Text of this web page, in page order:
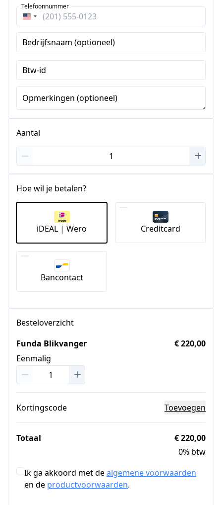
Verenigde
Staten
+1
Telefoonnummer
Bedrijfsnaam (optioneel)
Btw-id
Opmerkingen (optioneel)
Aantal
Hoe wil je betalen?
iDEAL | Wero Creditcard
Bancontact
Besteloverzicht
Funda Blikvanger
Eenmalig
€ 220,00
Kortingscode Toevoegen
Totaal
€ 220,00
0% btw
Ik ga akkoord met dealgemene voorwaarden
en de productvoorwaarden.